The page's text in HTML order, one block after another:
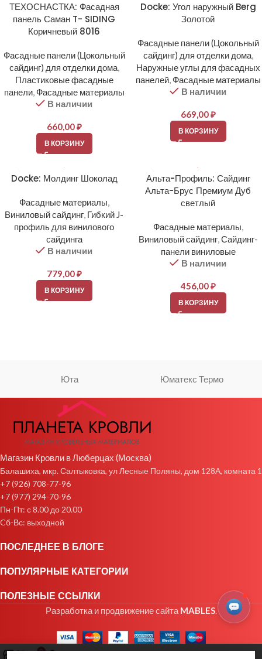
ТЕХОСНАСТКА: Фасадная
панель Саман T- SIDING
Коричневый 8016
Фасадные панели (Цокольный
сайдинг) для отделки дома,
Пластиковые фасадные
панели, Фасадные материалы
В наличии
660,00₽
В КОРЗИНУ
Docke: Угол наружный Berg
Золотой
Фасадные панели (Цокольный
сайдинг) для отделки дома,
Наружные углы для фасадных
панелей, Фасадные материалы
В наличии
669,00₽
В КОРЗИНУ
Docke: Молдинг Шоколад
Фасадные материалы,
Виниловый сайдинг, Гибкий J-
профиль для винилового
сайдинга
В наличии
779,00₽
В КОРЗИНУ
Альта-Профиль: Сайдинг
Альта-Брус Премиум Дуб
светлый
Фасадные материалы,
Виниловый сайдинг,Сайдинг-
панели виниловые
В наличии
456,00₽
В КОРЗИНУ
Юта Юматекс Термо
Магазин Кровли в Люберцах (Москва)
Балашиха, мкр. Салтыковка, ул Лесные Поляны, дом 128А, комната 1
+7 (926) 708-77-96
+7 (977) 294-70-96
Пн-Пт: с 8.00 до 20.00
Cб-Вс: выходной
ПОСЛЕДНЕЕ В БЛОГЕ
ПОПУЛЯРНЫЕ КАТЕГОРИИ
ПОЛЕЗНЫЕ ССЫЛКИ
Разработка и продвижение сайтаMABLES.
0